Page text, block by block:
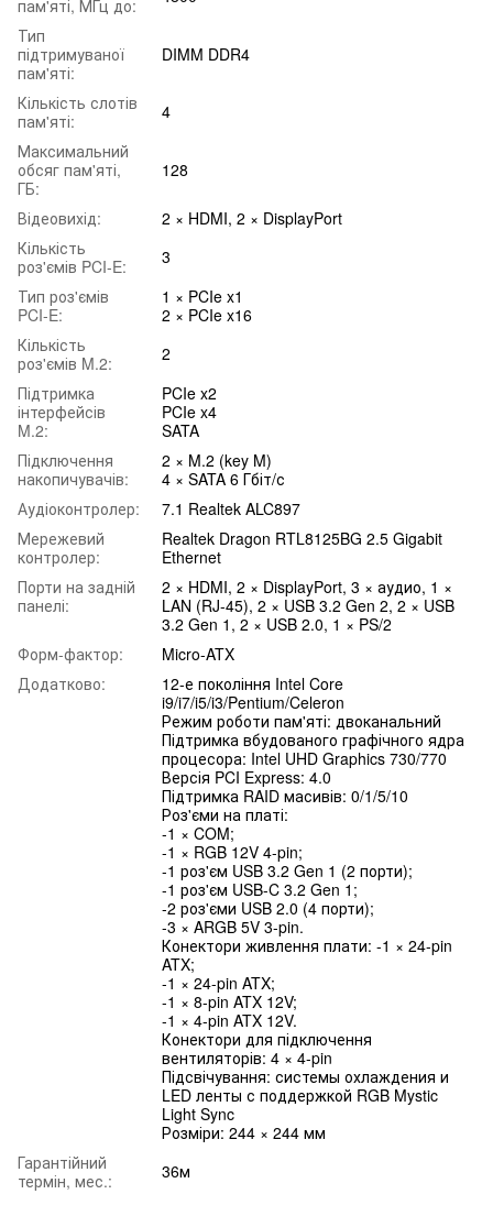
пам'яті, МГц до:
Тип
підтримуваної
пам'яті:
DIMM DDR4
Кількість слотів
пам'яті:
4
Максимальний
обсяг пам'яті,
ГБ:
128
Відеовихід:
2 × HDMI, 2 × DisplayPort
Кількість
роз'ємів PCI-E:
3
Тип роз'ємів
PCI-E:
1 × PCIe x1
2 × PCIe x16
Кількість
роз'ємів M.2:
2
Підтримка
інтерфейсів
M.2:
PCIe x2
PCIe x4
SATA
Підключення
накопичувачів:
2 × M.2 (key M)
4 × SATA 6 Гбіт/с
Аудіоконтролер:
7.1 Realtek ALC897
Мережевий
контролер:
Realtek Dragon RTL8125BG 2.5 Gigabit
Ethernet
Порти на задній
панелі:
2 × HDMI, 2 × DisplayPort, 3 × аудио, 1 ×
LAN (RJ-45), 2 × USB 3.2 Gen 2, 2 × USB
3.2 Gen 1, 2 × USB 2.0, 1 × PS/2
Форм-фактор:
Micro-ATX
Додатково:
12-е покоління Intel Core
i9/i7/i5/i3/Pentium/Celeron
Режим роботи пам'яті: двоканальний
Підтримка вбудованого графічного ядра
процесора: Intel UHD Graphics 730/770
Версія PCI Express: 4.0
Підтримка RAID масивів: 0/1/5/10
Роз'єми на платі:
-1 × COM;
-1 × RGB 12V 4-pin;
-1 роз'єм USB 3.2 Gen 1 (2 порти);
-1 роз'єм USB-C 3.2 Gen 1;
-2 роз'єми USB 2.0 (4 порти);
-3 × ARGB 5V 3-pin.
Конектори живлення плати: -1 × 24-pin
ATX;
-1 × 24-pin ATX;
-1 × 8-pin ATX 12V;
-1 × 4-pin ATX 12V.
Конектори для підключення
вентиляторів: 4 × 4-pin
Підсвічування: системы охлаждения и
LED ленты с поддержкой RGB Mystic
Light Sync
Розміри: 244 × 244 мм
Гарантійний
термін, мес.:
36м